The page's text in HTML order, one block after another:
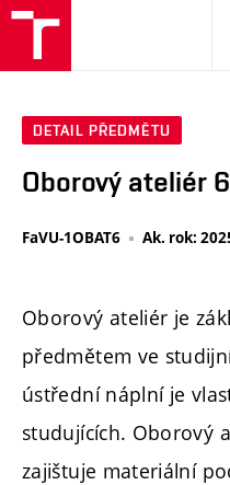
DETAIL PŘEDMĚTU
Oborový ateliér 6
FaVU-1OBAT6 Ak. rok:
Oborový ateliér je
předmětem ve
ústřední náplní je
studujících. Oborový
zajištuje materiální